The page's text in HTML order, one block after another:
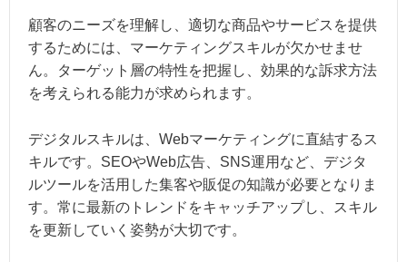
顧客のニーズを理解し、適切な商品やサービスを提供
するためには、マーケティングスキルが欠かせませ
ん。ターゲット層の特性を把握し、効果的な訴求方法
を考えられる能力が求められます。
デジタルスキルは、Webマーケティングに直結するス
キルです。SEOやWeb広告、SNS運用など、デジタ
ルツールを活用した集客や販促の知識が必要となりま
す。常に最新のトレンドをキャッチアップし、スキル
を更新していく姿勢が大切です。